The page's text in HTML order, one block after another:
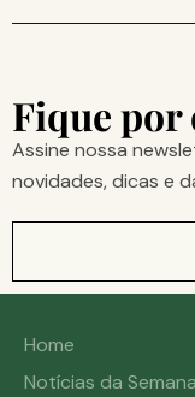
Fique
Assine nossa
novidades, dicas e
Home
Notícias da Semana